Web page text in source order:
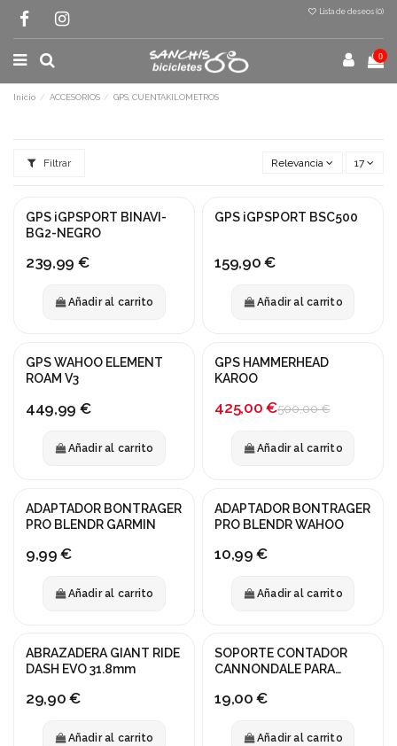
Lista de deseos (0)
0
Inicio ACCESORIOS GPS, CUENTAKILOMETROS
Filtrar Relevancia 17
GPS iGPSPORT BINAVI-
BG2-NEGRO
239,99 €
Añadir al carrito
GPS iGPSPORT BSC500
159,90 €
Añadir al carrito
GPS WAHOO ELEMENT
ROAM V3
449,99 €
Añadir al carrito
¡En oferta!
GPS HAMMERHEAD
KAROO
425,00 €500,00 €
Añadir al carrito
ADAPTADOR BONTRAGER
PRO BLENDR GARMIN
9,99 €
Añadir al carrito
ADAPTADOR BONTRAGER
PRO BLENDR WAHOO
10,99 €
Añadir al carrito
ABRAZADERA GIANT RIDE
DASH EVO 31.8mm
29,90 €
Añadir al carrito
SOPORTE CONTADOR
CANNONDALE PARA
19,00 €
Añadir al carrito